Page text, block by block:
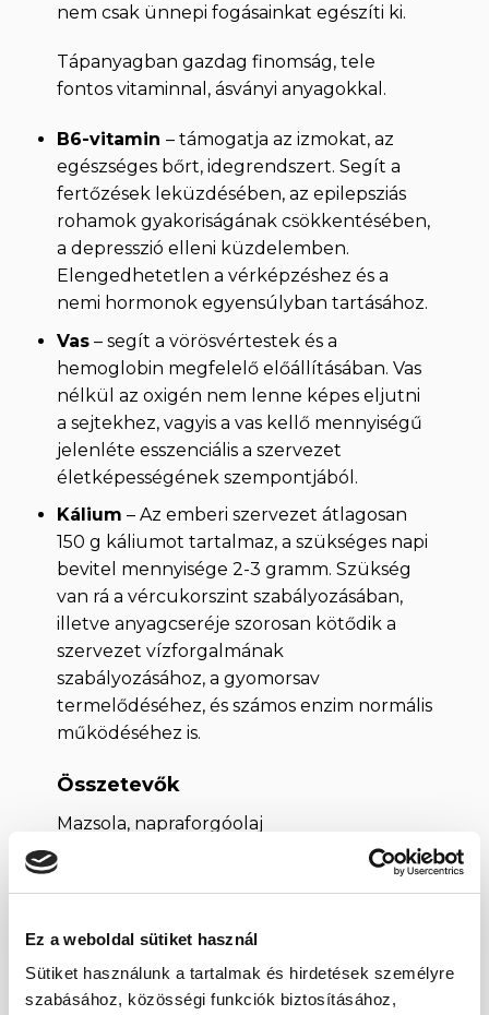
Ez a weboldal sütiket használ
Sütiket használunk a tartalmak és hirdetések személyre
szabásához, közösségi funkciók biztosításához,
nem csak ünnepi fogásainkat egészíti ki.
Tápanyagban gazdag finomság, tele
fontos vitaminnal, ásványi anyagokkal.
B6-vitamin – támogatja az izmokat, az
egészséges bőrt, idegrendszert. Segít a
fertőzések leküzdésében, az epilepsziás
rohamok gyakoriságának csökkentésében,
a depresszió elleni küzdelemben.
Elengedhetetlen a vérképzéshez és a
nemi hormonok egyensúlyban tartásához.
Vas– segít a vörösvértestek és a
hemoglobin megfelelő előállításában. Vas
nélkül az oxigén nem lenne képes eljutni
a sejtekhez, vagyis a vas kellő mennyiségű
jelenléte esszenciális a szervezet
életképességének szempontjából.
Kálium – Az emberi szervezet átlagosan
150 g káliumot tartalmaz, a szükséges napi
bevitel mennyisége 2-3 gramm. Szükség
van rá a vércukorszint szabályozásában,
illetve anyagcseréje szorosan kötődik a
szervezet vízforgalmának
szabályozásához, a gyomorsav
termelődéséhez, és számos enzim normális
működéséhez is.
Összetevők
Mazsola, napraforgóolaj
A Thompson mazsola tárolása
lezárt csomagolásban.
Egy
RI%*